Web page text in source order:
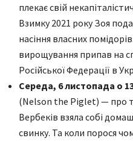
плекає свій
Взимку 2021 року Зоя
насіння власних
вирощування припав на
Російської Федерації в
Середа, 6 листопада о
(Nelson the Piglet) — про
Вербеків взяла собі
свинку. Та коли порося